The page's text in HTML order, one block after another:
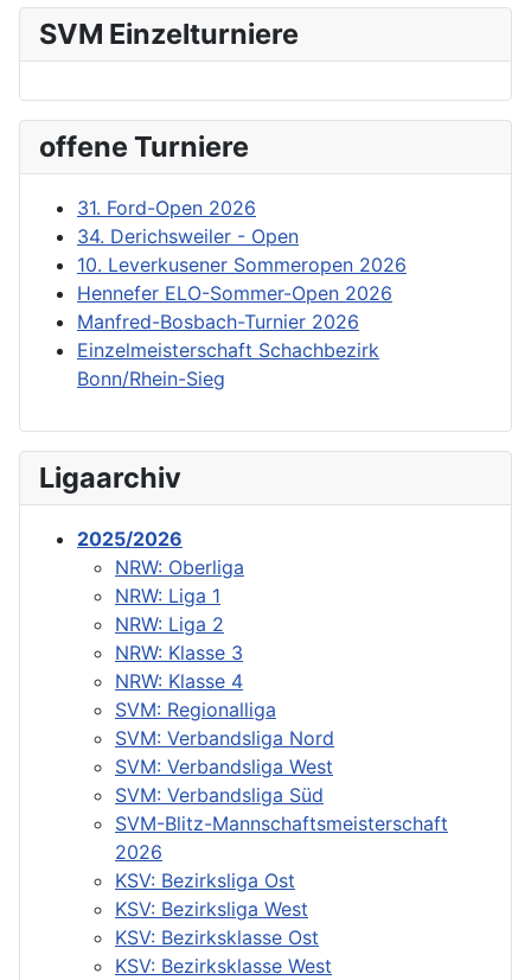
SVM Einzelturniere
offene Turniere
31. Ford-Open 2026
34. Derichsweiler - Open
10. Leverkusener Sommeropen 2026
Hennefer ELO-Sommer-Open 2026
Manfred-Bosbach-Turnier 2026
Einzelmeisterschaft Schachbezirk
Bonn/Rhein-Sieg
Ligaarchiv
2025/2026
NRW: Oberliga
NRW: Liga 1
NRW: Liga 2
NRW: Klasse 3
NRW: Klasse 4
SVM: Regionalliga
SVM: Verbandsliga Nord
SVM: Verbandsliga West
SVM: Verbandsliga Süd
SVM-Blitz-Mannschaftsmeisterschaft
2026
KSV: Bezirksliga Ost
KSV: Bezirksliga West
KSV: Bezirksklasse Ost
KSV: Bezirksklasse West